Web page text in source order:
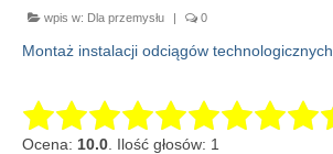
wpis w: Dla przemysłu | 0
Montaż instalacji odciągów technologicznych
Ocena: 10.0 . Ilość głosów: 1